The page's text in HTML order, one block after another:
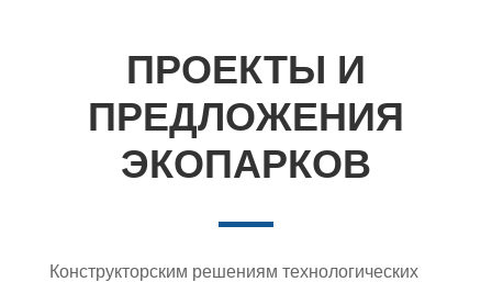
ПРОЕКТЫ И
ПРЕДЛОЖЕНИЯ
ЭКОПАРКОВ
Конструкторским решениям технологических